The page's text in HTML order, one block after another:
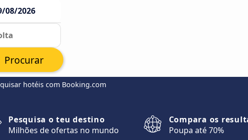
hotéis com Booking.com
Procurar
Pesquisa o teu destino
Milhões de ofertas no mundo
Compara os
Poupa até 70%